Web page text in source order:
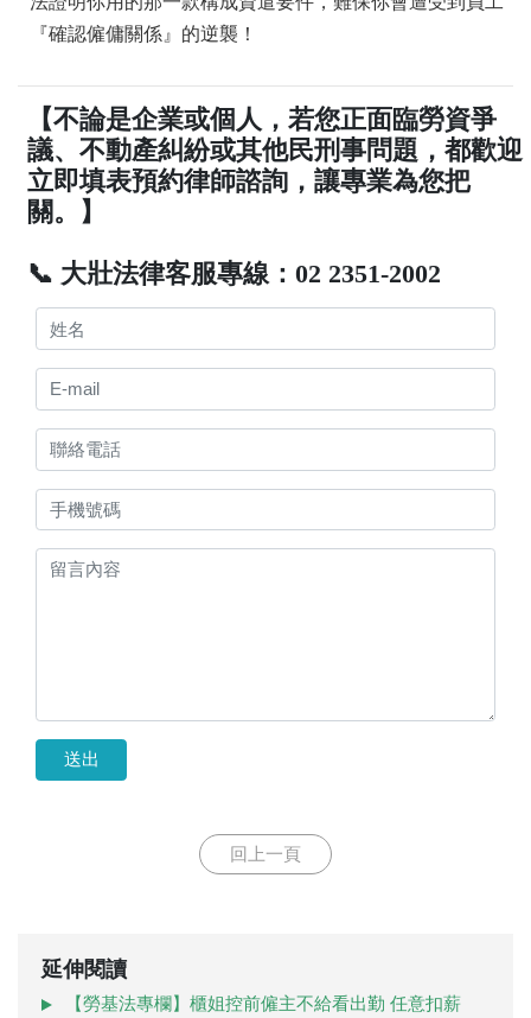
『確認僱傭關係』的逆襲！
【不論是企業或個人，若您正面臨勞資爭
議、不動產糾紛或其他民刑事問題，都歡迎
立即填表預約律師諮詢，讓專業為您把
關。】
📞 大壯法律客服專線：02 2351-2002
送出
回上一頁
延伸閱讀
【勞基法專欄】櫃姐控前僱主不給看出勤 任意扣薪